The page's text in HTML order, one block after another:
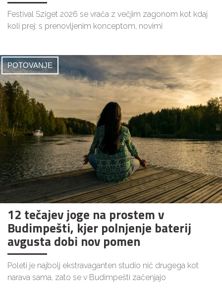
Festival Sziget 2026 se vrača z večjim zagonom kot kdaj
koli prej: s prenovljenim konceptom, novimi
POTOVANJE
12 tečajev joge na prostem v
Budimpešti, kjer polnjenje baterij
avgusta dobi nov pomen
Poleti je najbolj ekstravaganten studio nič drugega kot
narava sama, zato se v Budimpešti začenjajo